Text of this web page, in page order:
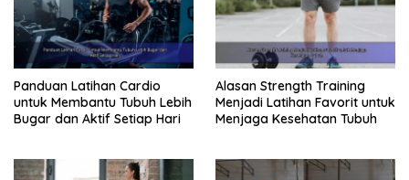
Panduan Latihan Cardio
untuk Membantu Tubuh Lebih
Bugar dan Aktif Setiap Hari
Alasan Strength Training
Menjadi Latihan Favorit untuk
Menjaga Kesehatan Tubuh